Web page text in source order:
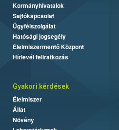
Kormányhivatalok
Sajtókapcsolat
Ügyfélszolgálat
Hatósági jogsegély
Élelmiszermentő Központ
Hírlevél feliratkozás
Gyakori kérdések
Élelmiszer
Állat
Növény